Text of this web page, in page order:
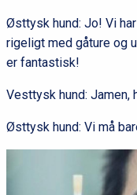
Østtysk hund: Jo! Vi
rigeligt med gåture og
er fantastisk!
Vesttysk hund: Jamen,
Østtysk hund: Vi må